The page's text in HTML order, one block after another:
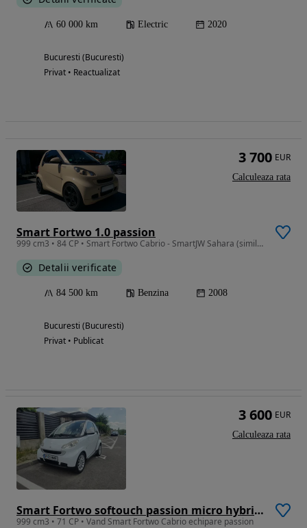
60 000 km Electric 2020
Bucuresti (Bucuresti)
Privat • Reactualizat
Smart Fortwo 1.0 passion
999 cm3 • 84 CP • Smart Fortwo Cabrio - SmartJW Sahara (similar BRABUS)
Detalii verificate
84 500 km Benzina 2008
Bucuresti (Bucuresti)
Privat • Publicat
3 700 EUR
Calculeaza rata
Smart Fortwo softouch passion micro hybrid drive
999 cm3 • 71 CP • Vand Smart Fortwo Cabrio echipare passion
3 600 EUR
Calculeaza rata